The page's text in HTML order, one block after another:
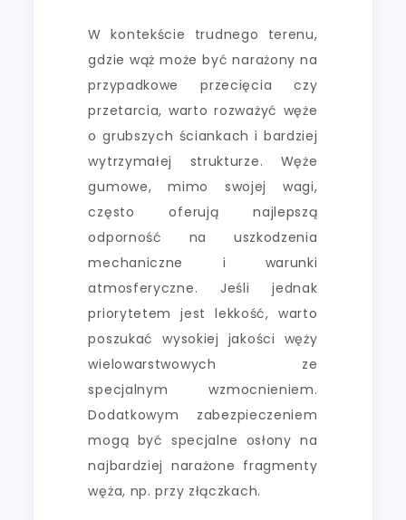
W kontekście trudnego terenu,
gdzie wąż może być narażony na
przypadkowe przecięcia czy
przetarcia, warto rozważyć węże
o grubszych ściankach i bardziej
wytrzymałej strukturze. Węże
gumowe, mimo swojej wagi,
często oferują najlepszą
odporność na uszkodzenia
mechaniczne i warunki
atmosferyczne. Jeśli jednak
priorytetem jest lekkość, warto
poszukać wysokiej jakości węży
wielowarstwowych ze
specjalnym wzmocnieniem.
Dodatkowym zabezpieczeniem
mogą być specjalne osłony na
najbardziej narażone fragmenty
węża, np. przy złączkach.